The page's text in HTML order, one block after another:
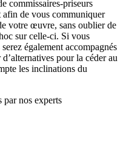
commissaires-priseurs
afin de vous communiquer
votre œuvre, sans oublier de
sur celle-ci. Si vous
également accompagnés
pour la céder au
les inclinations du
par nos experts